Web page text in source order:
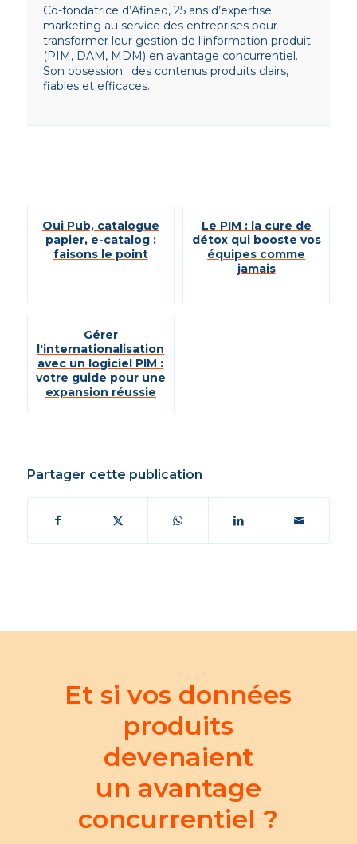
Co-fondatrice d’Afineo, 25 ans d’expertise
marketing au service des entreprises pour
transformer leur gestion de l'information produit
(PIM, DAM, MDM) en avantage concurrentiel.
Son obsession : des contenus produits clairs,
fiables et efficaces.
Oui Pub, catalogue
papier, e-catalog :
faisons le point
Le PIM : la cure de
détox qui booste vos
équipes comme
jamais
Gérer
l'internationalisation
avec un logiciel PIM :
votre guide pour une
expansion réussie
Partager cette publication
Et si vos données
produits
devenaient
un avantage
concurrentiel ?